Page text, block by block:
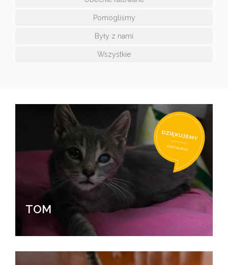
Pomogliśmy
Były z nami
Wszystkie
TOM